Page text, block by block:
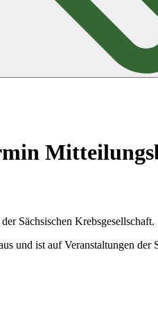
Sächsischen Krebsgesellschaft.
und ist auf Veranstaltungen der